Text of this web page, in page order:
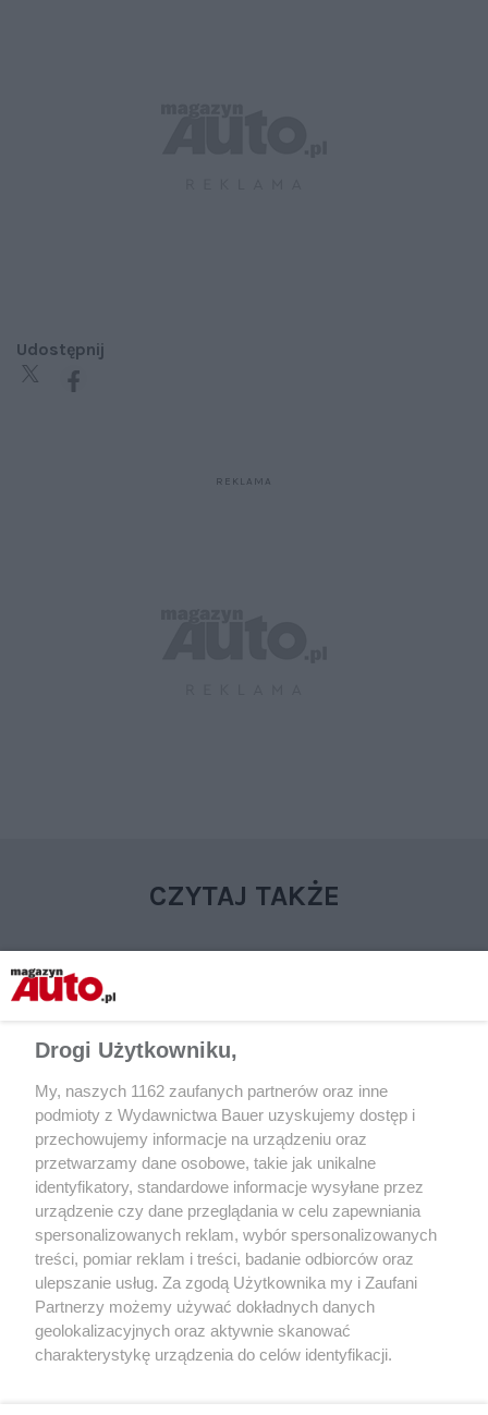
Udostępnij
CZYTAJ TAKŻE
MOTOR RETRO
Szara rzeczywistość lakierów
Polonezów i FSO 125p | „Motor”
12/1987
MOTOR RETRO
Nowy Polonez –
z „Motoru” z 1997
Drogi Użytkowniku,
My, naszych 1162 zaufanych partnerów oraz inne
podmioty z Wydawnictwa Bauer uzyskujemy dostęp i
przechowujemy informacje na urządzeniu oraz
przetwarzamy dane osobowe, takie jak unikalne
identyfikatory, standardowe informacje wysyłane przez
urządzenie czy dane przeglądania w celu zapewniania
spersonalizowanych reklam, wybór spersonalizowanych
treści, pomiar reklam i treści, badanie odbiorców oraz
ulepszanie usług. Za zgodą Użytkownika my i Zaufani
Partnerzy możemy używać dokładnych danych
geolokalizacyjnych oraz aktywnie skanować
charakterystykę urządzenia do celów identyfikacji.